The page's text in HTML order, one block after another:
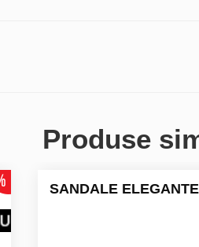
Produse
SANDALE